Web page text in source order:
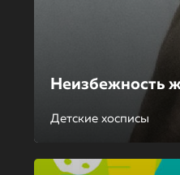
Неизбежность
Детские хосписы